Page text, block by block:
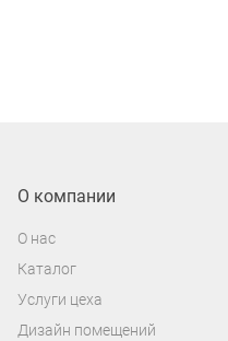
О компании
О нас
Каталог
Услуги цеха
Дизайн помещений